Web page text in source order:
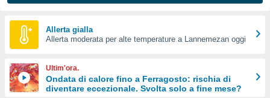
di
Web
le
Allerta gialla
Allerta moderata per alte temperature a Lannemezan oggi
Ultim'ora.
Ondata di calore fino a Ferragosto: rischia di
diventare eccezionale. Svolta solo a fine mese?